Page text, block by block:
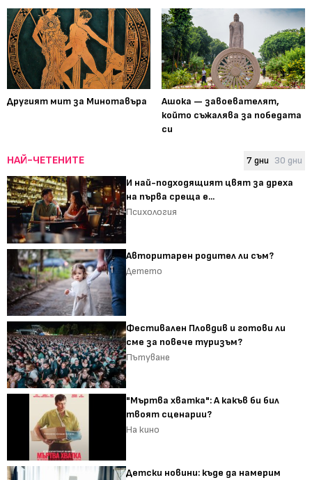
Другият мит за Минотавъра
Ашока — завоевателят,
който съжалява за победата
си
НАЙ-ЧЕТЕНИТЕ 7 дни 30 дни
И най-подходящият цвят за дреха
на първа среща е...
Психология
Авторитарен родител ли съм?
Детето
Фестивален Пловдив и готови ли
сме за повече туризъм?
Пътуване
"Мъртва хватка": А какъв би бил
твоят сценарии?
На кино
Детски новини: къде да намерим